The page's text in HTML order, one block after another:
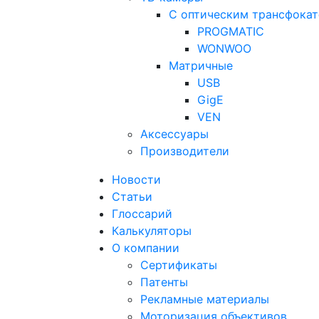
С оптическим
PROGMATIC
WONWOO
Матричные
USB
GigE
VEN
Аксессуары
Производители
Новости
Статьи
Глоссарий
Калькуляторы
О компании
Сертификаты
Патенты
Рекламные материалы
Моторизация объективов